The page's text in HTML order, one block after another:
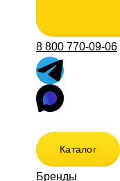
8 800 770-09-06
Каталог
Бренды